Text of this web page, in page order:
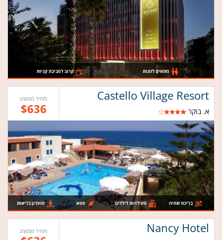
מתאים לזוגות קרוב לסביבת קניות
Castello Village Resort
א. בוקר
מחיר ממוצע
$636
בריכת שחיה פעילויות לילדים ספא מועדון בריאות
Nancy Hotel מחיר ממוצע